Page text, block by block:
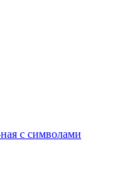
с символами